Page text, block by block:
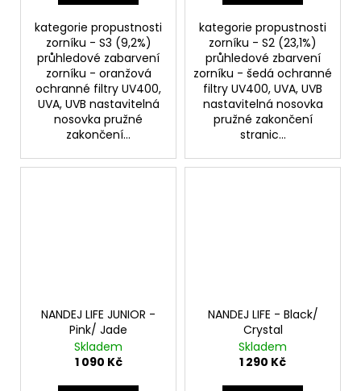
kategorie propustnosti
zorníku - S3 (9,2%)
průhledové zabarvení
zorníku - oranžová
ochranné filtry UV400,
UVA, UVB nastavitelná
nosovka pružné
zakončení...
kategorie propustnosti
zorníku - S2 (23,1%)
průhledové zbarvení
zorníku - šedá ochranné
filtry UV400, UVA, UVB
nastavitelná nosovka
pružné zakončení
stranic...
NANDEJ LIFE JUNIOR -
Pink/ Jade
Skladem
1 090 Kč
NANDEJ LIFE - Black/
Crystal
Skladem
1 290 Kč